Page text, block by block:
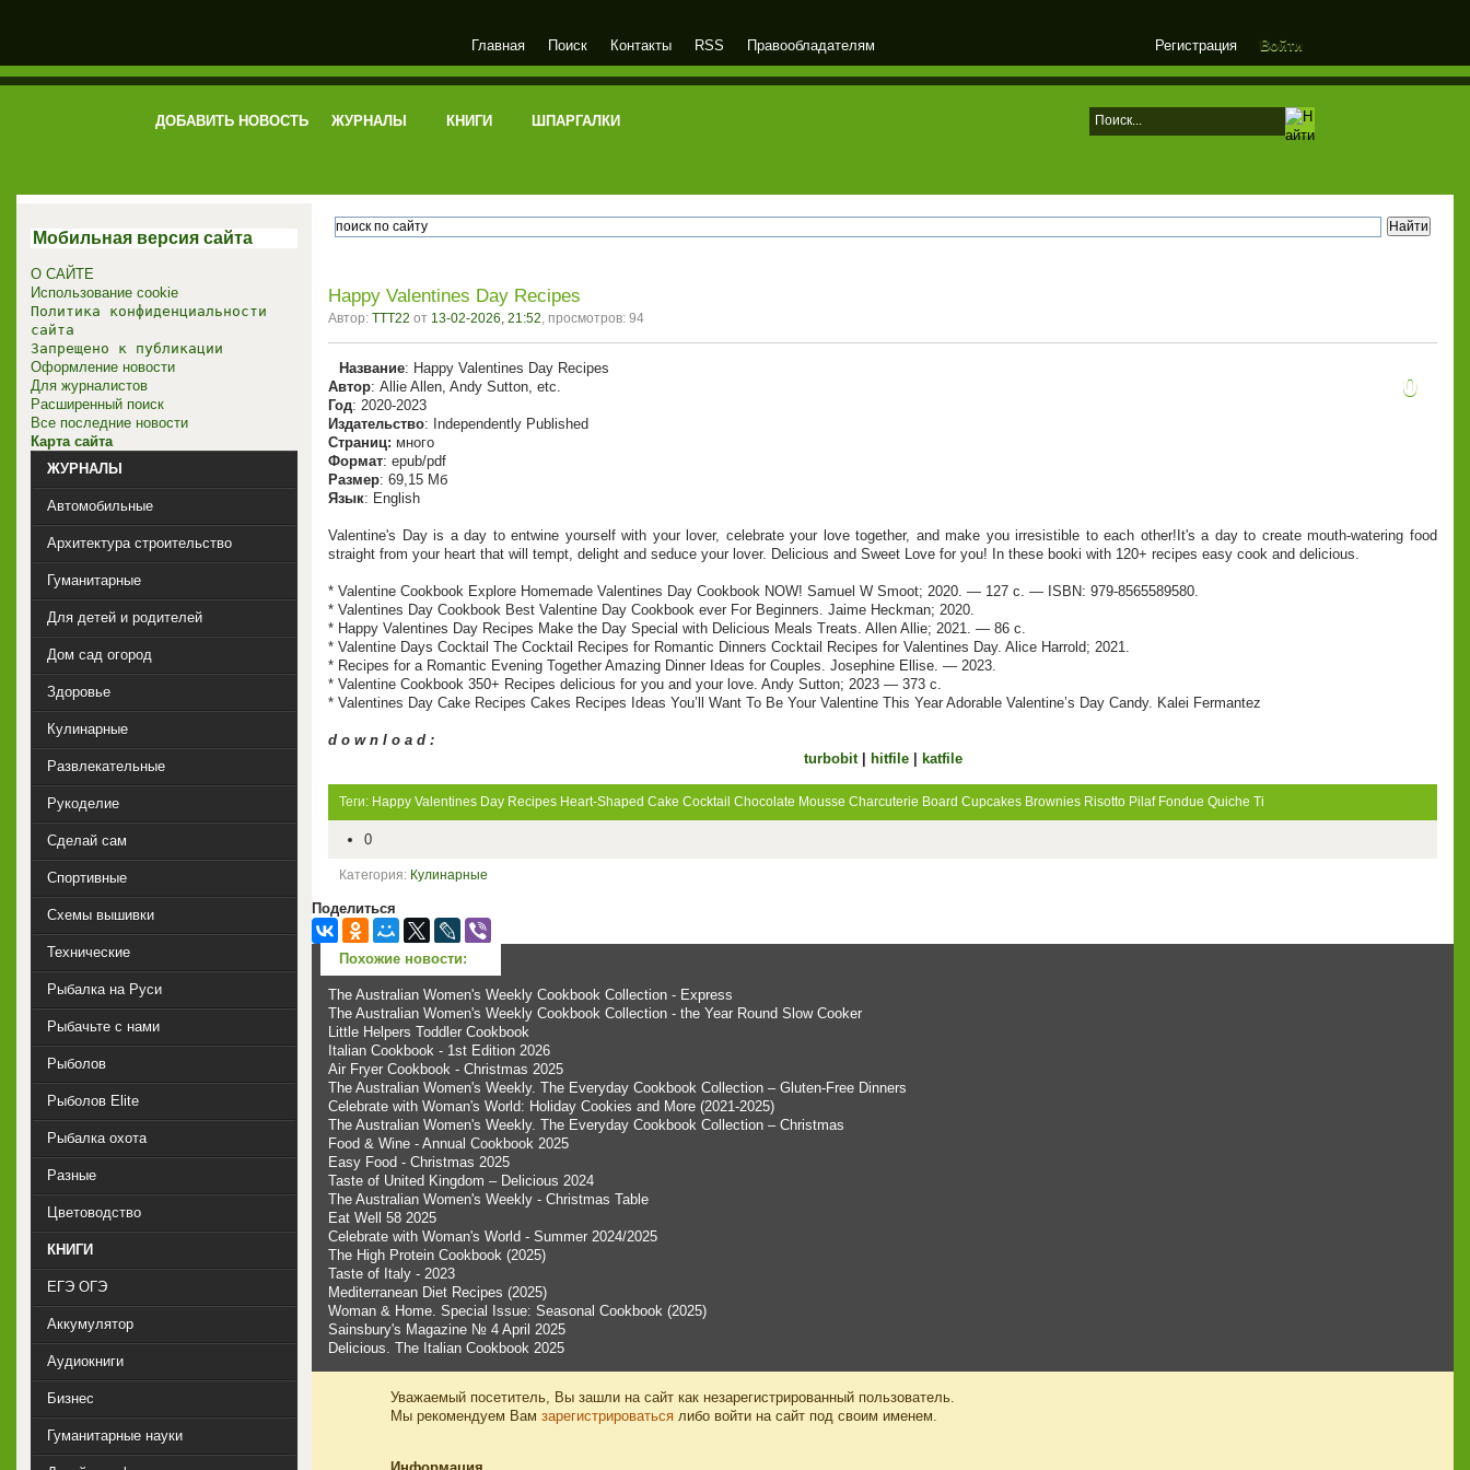
электронная библиотека
Регистрация Войти
Главная Поиск Контакты RSS Правообладателям
ДОБАВИТЬ НОВОСТЬ ЖУРНАЛЫ КНИГИ ШПАРГАЛКИ
Happy Valentines Day Recipes
Автор: TTT22 от 13-02-2026, 21:52, просмотров: 94
0
Название: Happy Valentines Day Recipes
Автор: Allie Allen, Andy Sutton, etc.
Год: 2020-2023
Издательство: Independently Published
Cтраниц: много
Формат: epub/pdf
Размер: 69,15 Мб
Язык: English
Valentine's Day is a day to entwine yourself with your lover, celebrate your love together, and make you irresistible to each other!It's a day to create mouth-watering food
straight from your heart that will tempt, delight and seduce your lover. Delicious and Sweet Love for you! In thеsе bookі with 120+ recipes easy cook and delicious.
* Valentine Cookbook Explore Homemade Valentines Day Cookbook NOW! Samuel W Smoot; 2020. — 127 с. — ISBN: 979-8565589580.
* Valentines Day Cookbook Best Valentine Day Cookbook ever For Beginners. Jaime Heckman; 2020.
* Happy Valentines Day Recipes Make the Day Special with Delicious Meals Treats. Allen Allie; 2021. — 86 с.
* Valentine Days Cocktail The Cocktail Recipes for Romantic Dinners Cocktail Recipes for Valentines Day. Alice Harrold; 2021.
* Recipes for a Romantic Evening Together Amazing Dinner Ideas for Couples. Josephine Ellise. — 2023.
* Valentine Cookbook 350+ Recipes delicious for you and your love. Andy Sutton; 2023 — 373 с.
* Valentines Day Cake Recipes Cakes Recipes Ideas You’ll Want To Be Your Valentine This Year Adorable Valentine’s Day Candy. Kalei Fermantez
d o w n l o a d :
turbobit
hitfile katfile
Теги: Happy Valentines Day Recipes Heart-Shaped Cake Cocktail Chocolate Mousse Charcuterie Board Cupcakes Brownies Risotto Pilaf Fondue Quiche Ti
0
Категория: Кулинарные
Поделиться
Похожие новости:
The Australian Women's Weekly Cookbook Collection - Express
The Australian Women's Weekly Cookbook Collection - the Year Round Slow Cooker
Little Helpers Toddler Cookbook
Italian Cookbook - 1st Edition 2026
Air Fryer Cookbook - Christmas 2025
The Australian Women's Weekly. The Everyday Cookbook Collection – Gluten-Free Dinners
Celebrate with Woman's World: Holiday Cookies and More (2021-2025)
The Australian Women's Weekly. The Everyday Cookbook Collection – Christmas
Food & Wine - Annual Cookbook 2025
Easy Food - Christmas 2025
Taste of United Kingdom – Delicious 2024
The Australian Women's Weekly - Christmas Table
Eat Well 58 2025
Celebrate with Woman's World - Summer 2024/2025
The High Protein Cookbook (2025)
Taste of Italy - 2023
Mediterranean Diet Recipes (2025)
Woman & Home. Special Issue: Seasonal Cookbook (2025)
Sainsbury's Magazine № 4 April 2025
Delicious. The Italian Cookbook 2025
Уважаемый посетитель, Вы зашли на сайт как незарегистрированный пользователь.
Мы рекомендуем Вам зарегистрироваться либо войти на сайт под своим именем.
Мобильная версия сайта
О САЙТЕ
Использование cookie
Политика конфиденциальности
сайта
Запрещено к публикации
Оформление новости
Для журналистов
Расширенный поиск
Все последние новости
Карта сайта
ЖУРНАЛЫ
Автомобильные
Архитектура строительство
Гуманитарные
Для детей и родителей
Дом сад огород
Здоровье
Кулинарные
Развлекательные
Рукоделие
Сделай сам
Спортивные
Схемы вышивки
Технические
Рыбалка на Руси
Рыбачьте с нами
Рыболов
Рыболов Elite
Рыбалка охота
Разные
Цветоводство
КНИГИ
ЕГЭ ОГЭ
Аккумулятор
Аудиокниги
Бизнес
Гуманитарные науки